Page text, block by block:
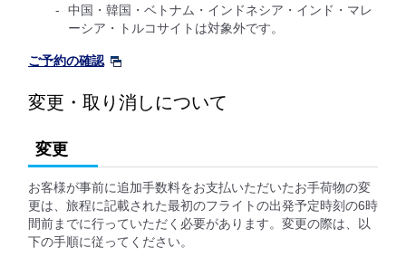
中国・韓国・ベトナム・インドネシア・インド・マレ
ーシア・トルコサイトは対象外です。
ご予約の確認
変更・取り消しについて
変更
お客様が事前に追加手数料をお支払いただいたお手荷物の変
更は、旅程に記載された最初のフライトの出発予定時刻の6時
間前までに行っていただく必要があります。変更の際は、以
下の手順に従ってください。